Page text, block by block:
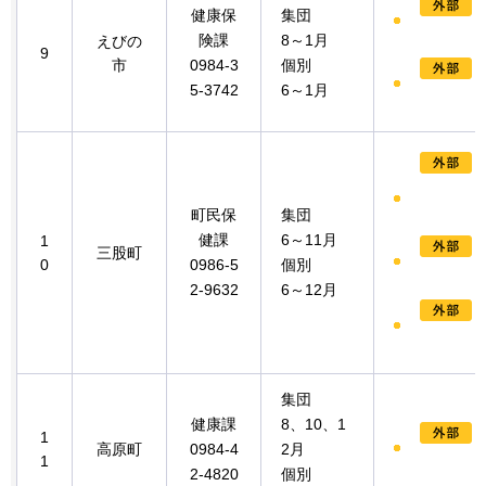
9
えびの
市
健康保
険課
0984-3
5-3742
集団
8～1月
個別
6～1月
1
0
三股町
町民保
健課
0986-5
2-9632
集団
6～11月
個別
6～12月
1
1
高原町
健康課
0984-4
2-4820
集団
8、10、1
2月
個別